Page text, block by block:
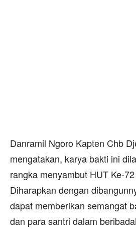
Danramil Ngoro Kapten Chb
mengatakan, karya bakti ini
rangka menyambut HUT Ke-
Diharapkan dengan
dapat memberikan semangat
dan para santri dalam